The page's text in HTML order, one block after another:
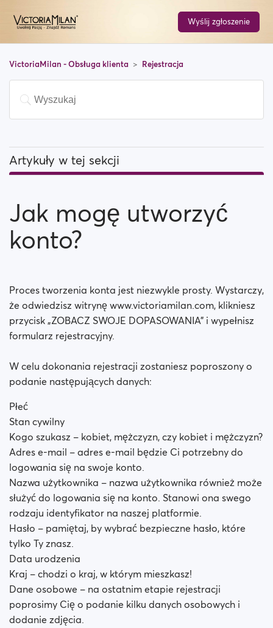
Wyślij zgłoszenie
VictoriaMilan - Obsługa klienta Rejestracja
Artykuły w tej sekcji
Co mam zrobić, jeśli nie mogę ukończyć procesu
rejestracji?
Jak mogę utworzyć
konto?
Proces tworzenia konta jest niezwykle prosty. Wystarczy,
że odwiedzisz witrynę www.victoriamilan.com, klikniesz
przycisk „ZOBACZ SWOJE DOPASOWANIA” i wypełnisz
formularz rejestracyjny.
W celu dokonania rejestracji zostaniesz poproszony o
podanie następujących danych:
Płeć
Stan cywilny
Kogo szukasz – kobiet, mężczyzn, czy kobiet i mężczyzn?
Adres e-mail – adres e-mail będzie Ci potrzebny do
logowania się na swoje konto.
Nazwa użytkownika – nazwa użytkownika również może
służyć do logowania się na konto. Stanowi ona swego
rodzaju identyfikator na naszej platformie.
Hasło – pamiętaj, by wybrać bezpieczne hasło, które
tylko Ty znasz.
Data urodzenia
Kraj – chodzi o kraj, w którym mieszkasz!
Dane osobowe – na ostatnim etapie rejestracji
poprosimy Cię o podanie kilku danych osobowych i
dodanie zdjęcia.